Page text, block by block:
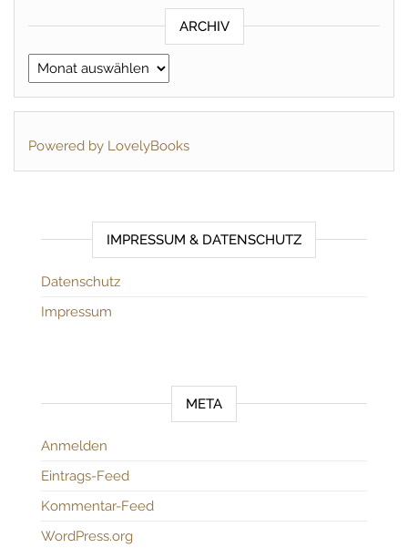
ARCHIV
Archiv
Powered by LovelyBooks
IMPRESSUM & DATENSCHUTZ
Datenschutz
Impressum
META
Anmelden
Eintrags-Feed
Kommentar-Feed
WordPress.org